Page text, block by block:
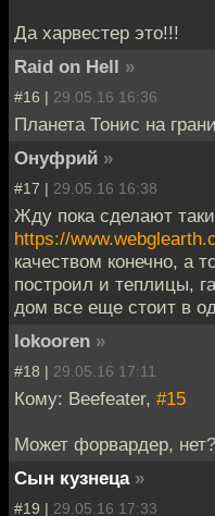
Да харвестер это!!!
Raid on Hell »
#16 | 29.05.16 16:36
Планета Тонис на
Онуфрий »
#17 | 29.05.16 16:38
Жду пока сделают
https://
качеством конечно, а
построил и теплицы,
дом все еще стоит в
lokooren »
#18 | 29.05.16 17:11
Кому: Beefeater, #15
Может форвардер, нет?
Сын кузнеца »
#19 | 29.05.16 17:33